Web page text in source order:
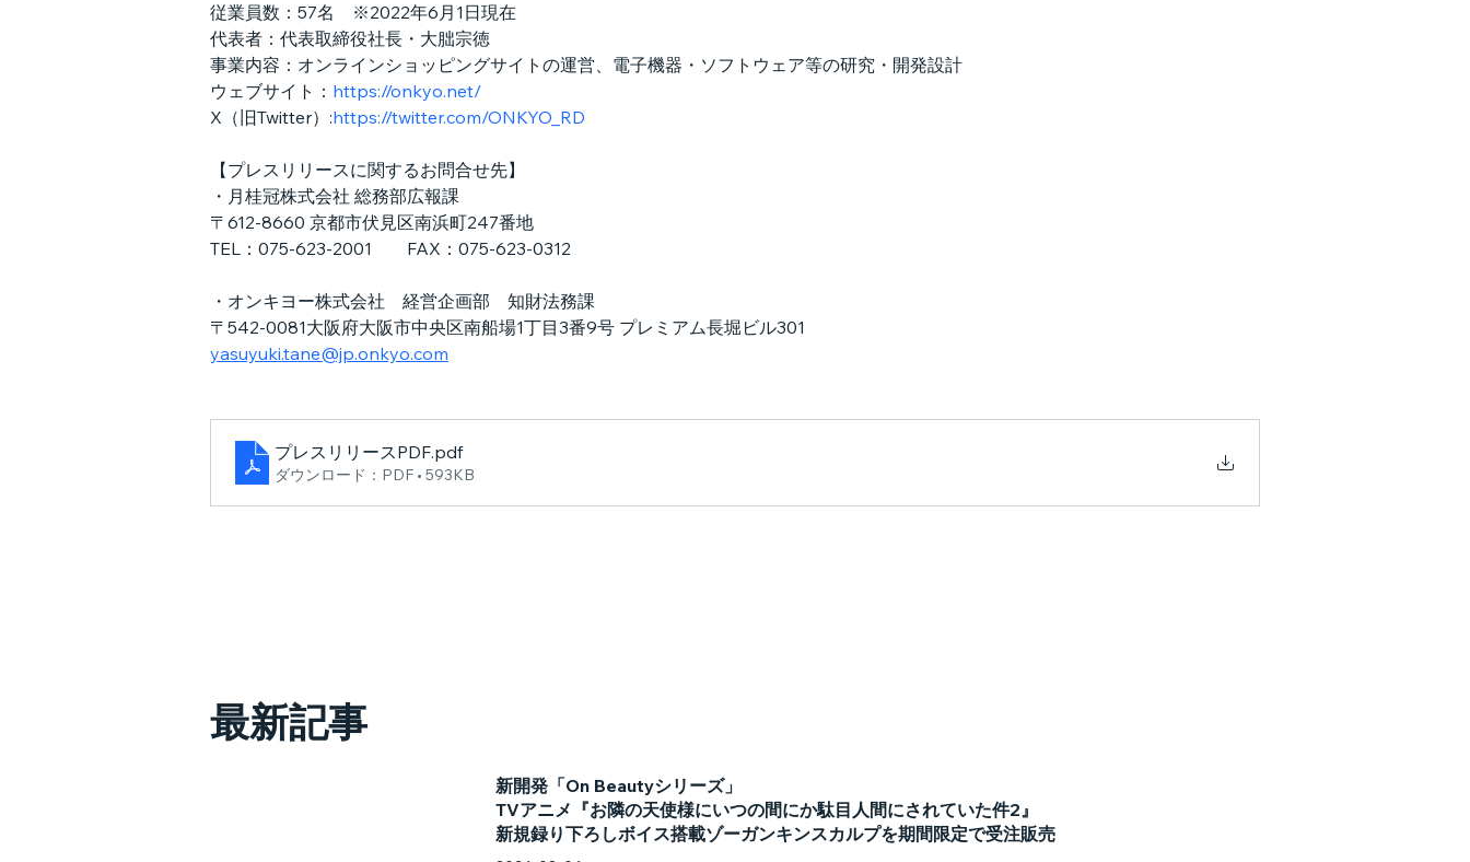
従業員数：57名　※2022年6月1日現在
代表者：代表取締役社長・大朏宗徳
事業内容：オンラインショッピングサイトの運営、電子機器・ソフトウェア等の研究・開発設計
ウェブサイト： https://onkyo.net/
X（旧Twitter）:https://twitter.com/ONKYO_RD
【プレスリリースに関するお問合せ先】
・月桂冠株式会社 総務部広報課
〒612-8660 京都市伏見区南浜町247番地
TEL：075-623-2001　　FAX：075-623-0312
・オンキヨー株式会社　経営企画部　知財法務課
〒542-0081大阪府大阪市中央区南船場1丁目3番9号 プレミアム長堀ビル301
yasuyuki.tane@jp.onkyo.com
プレスリリースPDF.pdf
ダウンロード：PDF • 593KB
新開発「On Beautyシリーズ」
TVアニメ『お隣の天使様にいつの間にか駄目人間にされていた件2』
新規録り下ろしボイス搭載ゾーガンキンスカルプを期間限定で受注販売
最新記事